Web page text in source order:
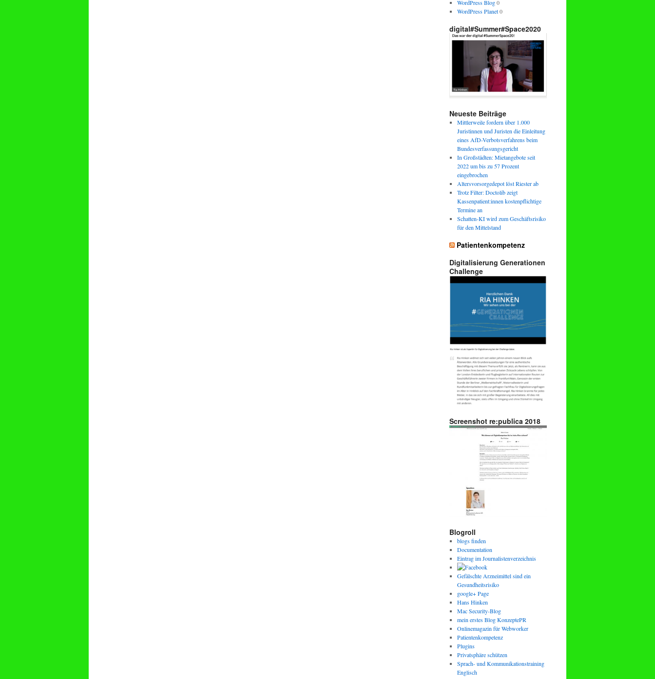
WordPress Blog0
WordPress Planet0
digital#Summer#Space2020
Neueste Beiträge
Mittlerweile fordern über 1.000
Juristinnen und Juristen die Einleitung
eines AfD-Verbotsverfahrens beim
Bundesverfassungsgericht
In Großstädten: Mietangebote seit
2022 um bis zu 57 Prozent
eingebrochen
Altersvorsorgedepot löst Riester ab
Trotz Filter: Doctolib zeigt
Kassenpatient:innen kostenpflichtige
Termine an
Schatten-KI wird zum Geschäftsrisiko
für den Mittelstand
Patientenkompetenz
Digitalisierung Generationen
Challenge
Screenshot re:publica 2018
Blogroll
blogs finden
Documentation
Eintrag im Journalistenverzeichnis
Gefälschte Arzneimittel sind ein
Gesundheitsrisiko
google+ Page
Hans Hinken
Mac Security-Blog
mein erstes Blog KonzeptePR
Onlinemagazin für Webworker
Patientenkompetenz
Plugins
Privatsphäre schützen
Sprach- und Kommunikationstraining
Englisch